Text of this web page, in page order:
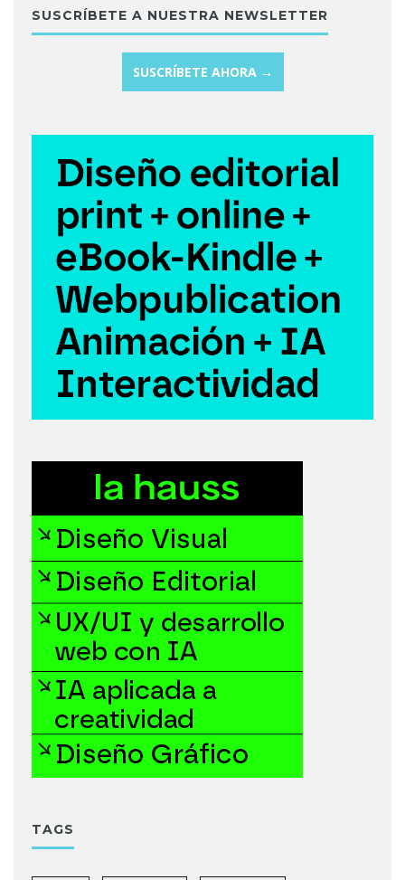
SUSCRÍBETE A NUESTRA NEWSLETTER
SUSCRÍBETE AHORA →
TAGS